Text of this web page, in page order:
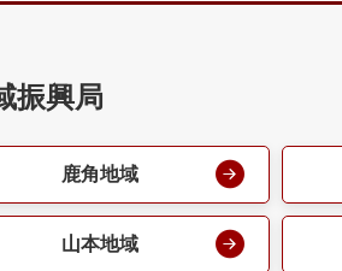
振興局
鹿角地域
山本地域